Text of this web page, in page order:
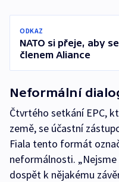
ODKAZ
NATO si přeje, aby
členem Aliance
Neformální
Čtvrtého setkání EPC,
země, se účastní
Fiala tento formát
neformálnosti.
dospět k nějakému